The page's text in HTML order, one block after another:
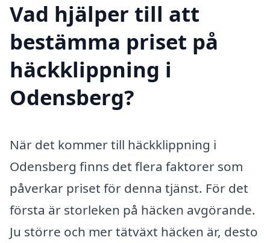
Vad hjälper till att
bestämma priset på
häckklippning i
Odensberg?
När det kommer till häckklippning i
Odensberg finns det flera faktorer som
påverkar priset för denna tjänst. För det
första är storleken på häcken avgörande.
Ju större och mer tätväxt häcken är, desto